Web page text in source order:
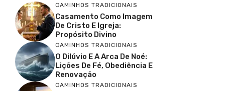
CAMINHOS TRADICIONAIS
Casamento Como Imagem
De Cristo E Igreja:
Propósito Divino
CAMINHOS TRADICIONAIS
O Dilúvio E A Arca De Noé:
Lições De Fé, Obediência E
Renovação
CAMINHOS TRADICIONAIS